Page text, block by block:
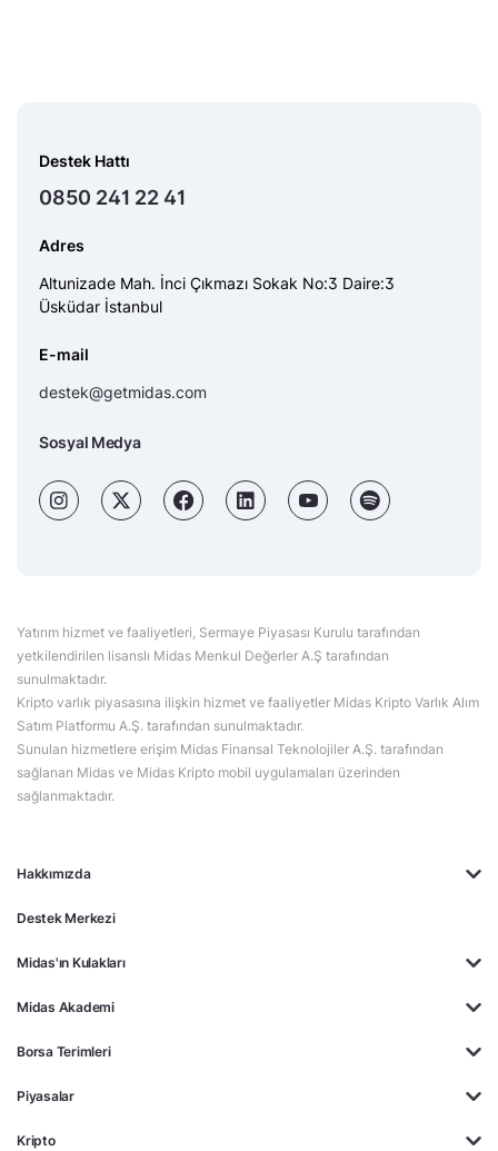
Hakkımızda
Destek Merkezi
Midas'ın Kulakları
Midas Akademi
Borsa Terimleri
Piyasalar
Kripto
Destek Hattı
0850 241 22 41
Adres
Altunizade Mah. İnci Çıkmazı Sokak No:3 Daire:3
Üsküdar İstanbul
E-mail
destek@getmidas.com
Sosyal Medya
Yatırım hizmet ve faaliyetleri, Sermaye Piyasası Kurulu tarafından
yetkilendirilen lisanslı Midas Menkul Değerler A.Ş tarafından
sunulmaktadır.
Kripto varlık piyasasına ilişkin hizmet ve faaliyetler Midas Kripto Varlık Alım
Satım Platformu A.Ş. tarafından sunulmaktadır.
Sunulan hizmetlere erişim Midas Finansal Teknolojiler A.Ş. tarafından
sağlanan Midas ve Midas Kripto mobil uygulamaları üzerinden
sağlanmaktadır.